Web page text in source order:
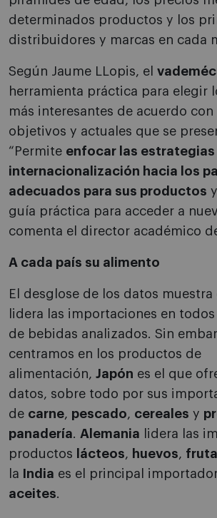
determinados productos y los
distribuidores y marcas en cada
Según Jaume LLopis, el
herramienta práctica para elegir
más interesantes de acuerdo
objetivos y actuales que se
“Permite enfocar las estrategias
internacionalización hacia los
adecuados para sus productos
guía práctica para acceder a
comenta el director académico
A cada país su alimento
El desglose de los datos muestra
lidera las importaciones en
de bebidas analizados. Sin
centramos en los productos de
alimentación, Japón es el que
datos, sobre todo por sus
de carne, pescado, cereales y
panadería. Alemania lidera las
productos
lácteos, huevos,
la
India es el principal
aceites.